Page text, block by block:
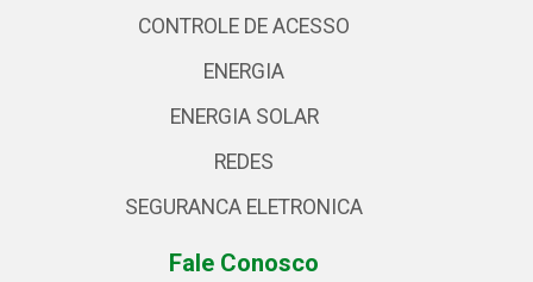
CONTROLE DE ACESSO
ENERGIA
ENERGIA SOLAR
REDES
SEGURANCA ELETRONICA
Fale Conosco